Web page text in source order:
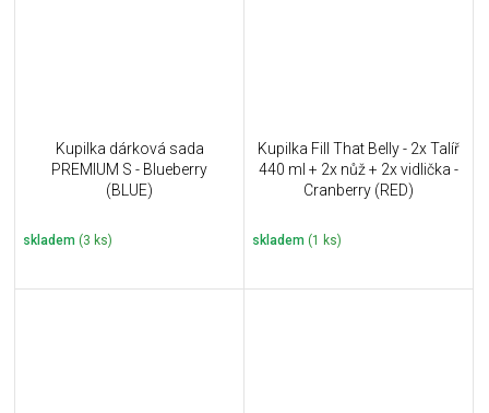
Kupilka dárková sada
PREMIUM S - Blueberry
(BLUE)
skladem (3 ks)
Kupilka Fill That Belly - 2x Talíř
440 ml + 2x nůž + 2x vidlička -
Cranberry (RED)
skladem (1 ks)